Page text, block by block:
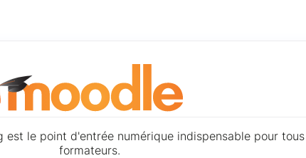
est le point d'entrée numérique indispensable pour
formateurs.